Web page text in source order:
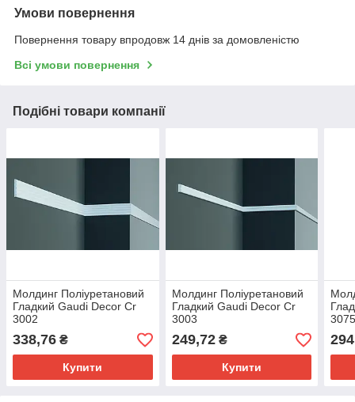
Умови повернення
Повернення товару впродовж 14 днів за домовленістю
Всі умови повернення
Подібні товари компанії
Молдинг Поліуретановий
Гладкий Gaudi Decor Cr
3002
338,76 ₴
Купити
Молдинг Поліуретановий
Гладкий Gaudi Decor Cr
3003
249,72₴
Купити